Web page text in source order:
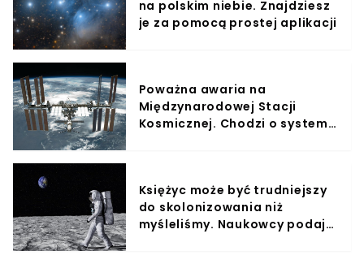
na polskim niebie. Znajdziesz
je za pomocą prostej aplikacji
Poważna awaria na
Międzynarodowej Stacji
Kosmicznej. Chodzi o system
Księżyc może być trudniejszy
do skolonizowania niż
myśleliśmy. Naukowcy podają